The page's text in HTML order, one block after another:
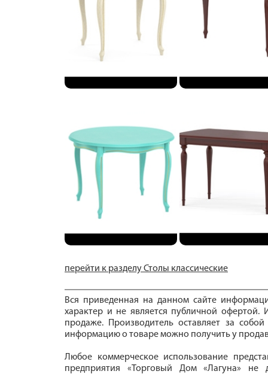
перейти к разделу Столы классические
Вся приведенная на данном сайте
характер и не является публичной офертой.
продаже. Производитель оставляет за
информацию о товаре можно получить у
Любое коммерческое использование
предприятия «Торговый Дом «Лагуна» не